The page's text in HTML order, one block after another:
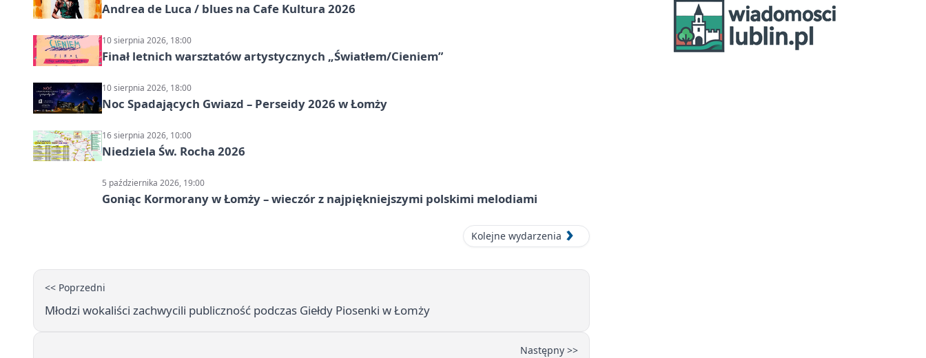
Andrea de Luca / blues na Cafe Kultura 2026
10 sierpnia 2026, 18:00
Finał letnich warsztatów artystycznych „Światłem/Cieniem”
10 sierpnia 2026, 18:00
Noc Spadających Gwiazd – Perseidy 2026 w Łomży
16 sierpnia 2026, 10:00
Niedziela Św. Rocha 2026
5 października 2026, 19:00
Goniąc Kormorany w Łomży – wieczór z najpiękniejszymi polskimi melodiami
Kolejne wydarzenia
<< Poprzedni
Młodzi wokaliści zachwycili publiczność podczas Giełdy Piosenki w Łomży
Następny >>